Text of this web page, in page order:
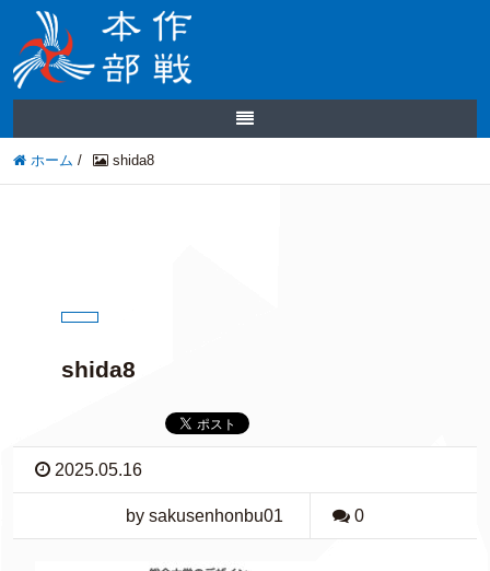
ホーム / shida8
shida8
2025.05.16
by sakusenhonbu01 0